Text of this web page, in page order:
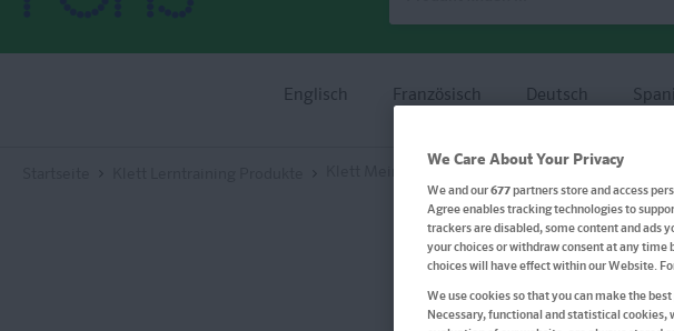
Englisch Französisch Deutsch
Klett Mein Übungsbuch Mathematik 5./6. Klasse
We Care About Your Privacy
We and our677partners store and access
Agree enables tracking technologies to
trackers are disabled, some content and ads
your choices or withdraw consent at any
choices will have effect within our Website.
We use cookies so that you can make the
Necessary, functional and statistical